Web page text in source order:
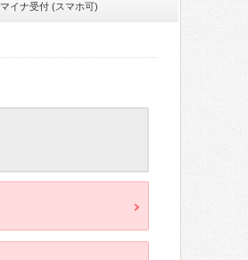
マイナ受付 (スマホ可)